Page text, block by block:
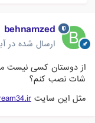
behnamzed
ارسال شده در
از دوستان کسی نیست
شات نصب کنم؟
مثل این سایت